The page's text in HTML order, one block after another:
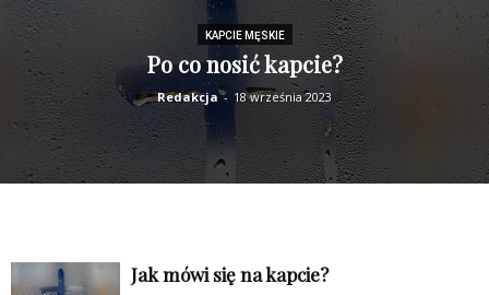
KAPCIE MĘSKIE
Po co nosić kapcie?
Redakcja - 18 września 2023
Jak mówi się na kapcie?